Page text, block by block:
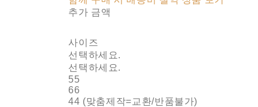
추가 금액
사이즈
선택하세요.
선택하세요.
55
66
44 (맞춤제작=교환/반품불가)